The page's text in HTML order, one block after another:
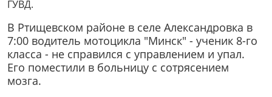
ГУВД.
В Ртищевском районе в селе Александровка в
7:00 водитель мотоцикла "Минск" - ученик 8-го
класса - не справился с управлением и упал.
Его поместили в больницу с сотрясением
мозга.